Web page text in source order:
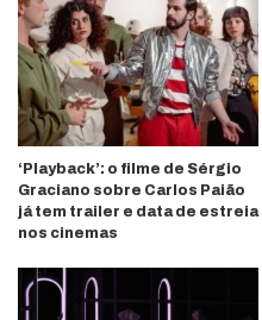
‘Playback’: o filme de Sérgio
Graciano sobre Carlos Paião
já tem trailer e data de estreia
nos cinemas